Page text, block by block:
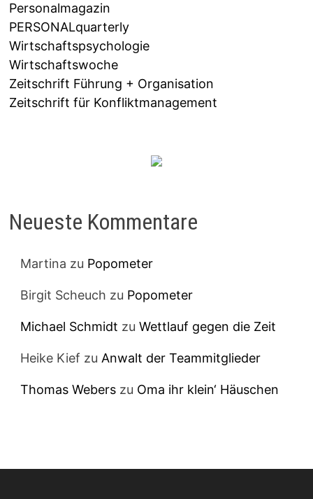
Personalmagazin
PERSONALquarterly
Wirtschaftspsychologie
Wirtschaftswoche
Zeitschrift Führung + Organisation
Zeitschrift für Konfliktmanagement
Neueste Kommentare
Martina zu Popometer
Birgit Scheuch zu Popometer
Michael Schmidt zuWettlauf gegen die Zeit
Heike Kief zu Anwalt der Teammitglieder
Thomas Webers zu Oma ihr klein‘ Häuschen